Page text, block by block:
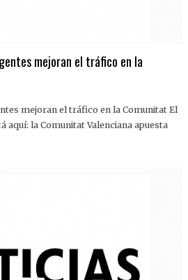
mejoran el tráfico en la
mejoran el tráfico en la Comunitat El
aquí: la Comunitat Valenciana apuesta